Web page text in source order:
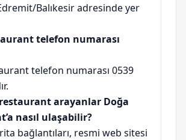
Balıkesir adresinde yer
telefon numarası
telefon numarası 0539
arayanlar Doğa
nasıl ulaşabilir?
bağlantıları, resmi web sitesi